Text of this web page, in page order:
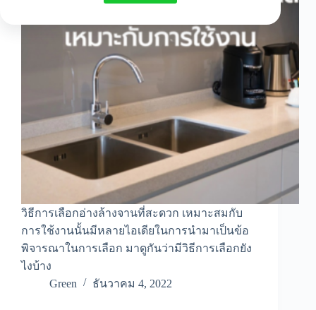
วิธีการเลือกอ่างล้างจานที่สะดวก เหมาะสมกับ
การใช้งานนั้นมีหลายไอเดียในการนำมาเป็นข้อ
พิจารณาในการเลือก มาดูกันว่ามีวิธีการเลือกยัง
ไงบ้าง
Green
ธันวาคม 4, 2022